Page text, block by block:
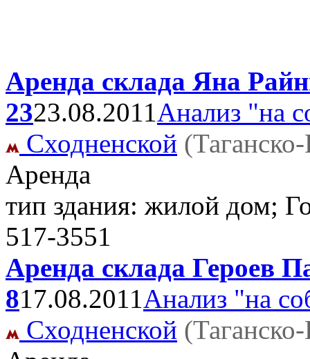
Аренда склада Яна
2323.08.2011Анализ "на
Сходненской
Аренда
тип здания: жилой дом;
517-3551
Аренда склада Героев
817.08.2011Анализ "на
Сходненской